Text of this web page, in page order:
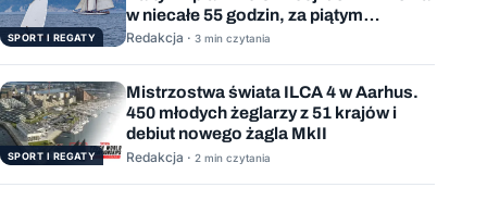
SPORT I REGATY
w niecałe 55 godzin, za piątym
podejściem
Redakcja · 3 min czytania
SPORT I REGATY
Mistrzostwa świata ILCA 4 w Aarhus.
450 młodych żeglarzy z 51 krajów i
debiut nowego żagla MkII
Redakcja · 2 min czytania